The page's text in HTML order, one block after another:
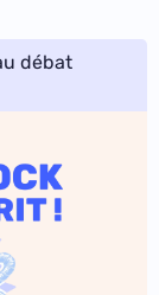
débat